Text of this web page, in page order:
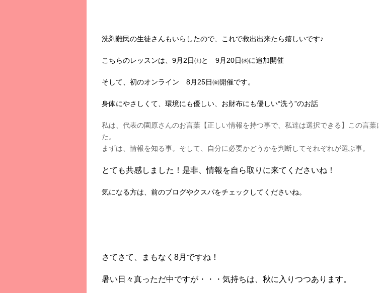
洗剤難民の生徒さんもいらしたので、これで救出出来たら嬉しいです♪
こちらのレッスンは、9月2日㈯と 9月20日㈬に追加開催
そして、初のオンライン 8月25日㈮開催です。
身体にやさしくて、環境にも優しい、お財布にも優しい“洗う”のお話
私は、代表の園原さんのお言葉【正しい情報を持つ事で、私達は選択できる】この言葉
た。
まずは、情報を知る事。そして、自分に必要かどうかを判断してそれぞれが選ぶ事。
とても共感しました！是非、情報を自ら取りに来てくださいね！
気になる方は、前のブログやクスパをチェックしてくださいね。
さてさて、まもなく8月ですね！
暑い日々真っただ中ですが・・・気持ちは、秋に入りつつあります。